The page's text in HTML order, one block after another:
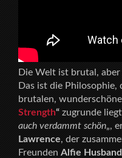
Die Welt ist brutal,
Das ist die Philosophie,
brutalen,
Strength“zugrunde
auch verdammt schön„,
Lawrence, der
FreundenAlfie Husband